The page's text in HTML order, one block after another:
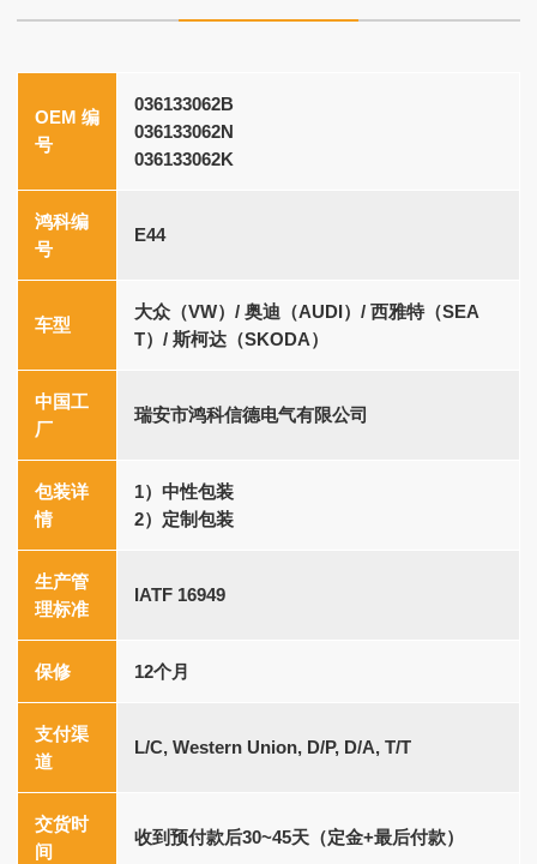
OEM 编
号
036133062B
036133062N
036133062K
鸿科编
号
E44
车型
大众（VW）/ 奥迪（AUDI）/ 西雅特（SEA
T）/ 斯柯达（SKODA）
中国工
厂
瑞安市鸿科信德电气有限公司
包装详
情
1）中性包装
2）定制包装
生产管
理标准
IATF 16949
保修 12个月
支付渠
道
L/C, Western Union, D/P, D/A, T/T
交货时
间
收到预付款后30~45天（定金+最后付款）